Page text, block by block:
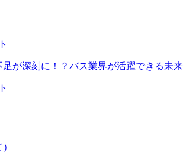
足が深刻に！？バス業界が活躍できる未